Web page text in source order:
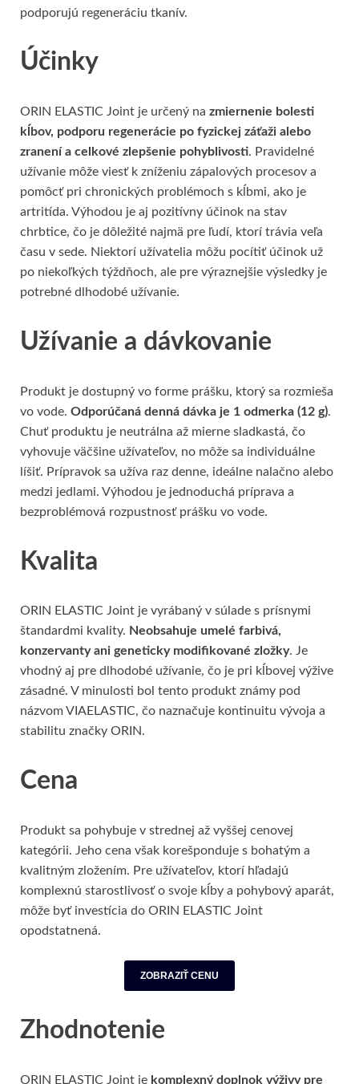
podporujú regeneráciu tkanív.
Účinky
ORIN ELASTIC Joint je určený na zmiernenie bolesti
kĺbov, podporu regenerácie po fyzickej záťaži alebo
zranení a celkové zlepšenie pohyblivosti. Pravidelné
užívanie môže viesť k zníženiu zápalových procesov a
pomôcť pri chronických problémoch s kĺbmi, ako je
artritída. Výhodou je aj pozitívny účinok na stav
chrbtice, čo je dôležité najmä pre ľudí, ktorí trávia veľa
času v sede. Niektorí užívatelia môžu pocítiť účinok už
po niekoľkých týždňoch, ale pre výraznejšie výsledky je
potrebné dlhodobé užívanie.
Užívanie a dávkovanie
Produkt je dostupný vo forme prášku, ktorý sa rozmieša
vo vode. Odporúčaná denná dávka je 1 odmerka (12 g).
Chuť produktu je neutrálna až mierne sladkastá, čo
vyhovuje väčšine užívateľov, no môže sa individuálne
líšiť. Prípravok sa užíva raz denne, ideálne nalačno alebo
medzi jedlami. Výhodou je jednoduchá príprava a
bezproblémová rozpustnosť prášku vo vode.
Kvalita
ORIN ELASTIC Joint je vyrábaný v súlade s prísnymi
štandardmi kvality. Neobsahuje umelé farbivá,
konzervanty ani geneticky modifikované zložky. Je
vhodný aj pre dlhodobé užívanie, čo je pri kĺbovej výžive
zásadné. V minulosti bol tento produkt známy pod
názvom VIAELASTIC, čo naznačuje kontinuitu vývoja a
stabilitu značky ORIN.
Cena
Produkt sa pohybuje v strednej až vyššej cenovej
kategórii. Jeho cena však korešponduje s bohatým a
kvalitným zložením. Pre užívateľov, ktorí hľadajú
komplexnú starostlivosť o svoje kĺby a pohybový aparát,
môže byť investícia do ORIN ELASTIC Joint
opodstatnená.
ZOBRAZIŤ CENU
Zhodnotenie
ORIN ELASTIC Joint je komplexný doplnok výživy pre